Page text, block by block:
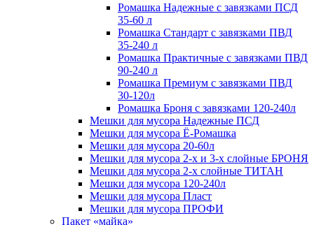
Ромашка Надежные с завязками ПСД
35-60 л
Ромашка Стандарт с завязками ПВД
35-240 л
Ромашка Практичные с завязками ПВД
90-240 л
Ромашка Премиум с завязками ПВД
30-120л
Ромашка Броня с завязками 120-240л
Мешки для мусора Надежные ПСД
Мешки для мусора Ё-Ромашка
Мешки для мусора 20-60л
Мешки для мусора 2-х и 3-х слойные БРОНЯ
Мешки для мусора 2-х слойные ТИТАН
Мешки для мусора 120-240л
Мешки для мусора Пласт
Мешки для мусора ПРОФИ
Пакет «майка»